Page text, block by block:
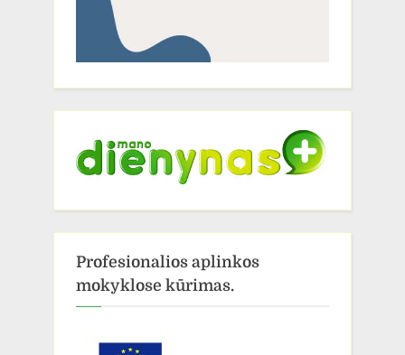
Profesionalios aplinkos
mokyklose kūrimas.